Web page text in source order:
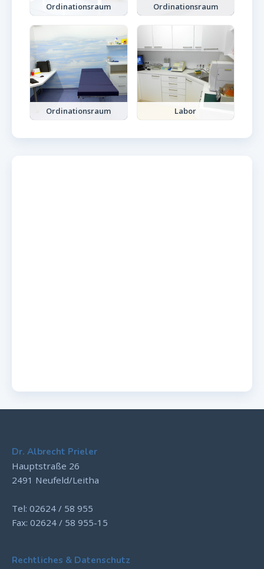
Ordinationsraum Ordinationsraum
Ordinationsraum Labor
Dr. Albrecht Prieler
Hauptstraße 26
2491 Neufeld/Leitha
Tel: 02624 / 58 955
Fax: 02624 / 58 955-15
Rechtliches & Datenschutz